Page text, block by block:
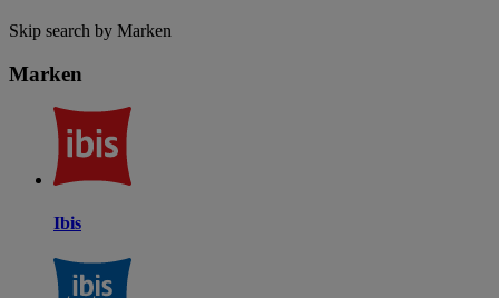
Skip search by Marken
Marken
Ibis